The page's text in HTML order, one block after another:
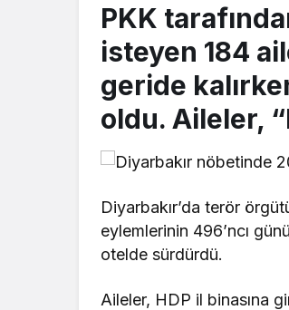
PKK
isteyen 184
geride
oldu. Aileler,
Diyarbakır’da terör
eylemlerinin 496’ncı
otelde sürdürdü.
Aileler, HDP il binasına